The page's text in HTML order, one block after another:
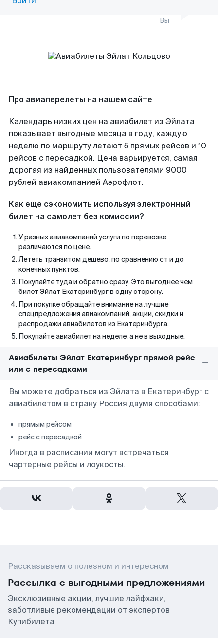
Вы
Про авиаперелеты на нашем сайте
Календарь низких цен на авиабилет из Эйлата
показывает выгодные месяца в году, каждую
неделю по маршруту летают 5 прямых рейсов и 10
рейсов с пересадкой. Цена варьируется, самая
дорогая из найденных пользователями 9000
рублей авиакомпанией Аэрофлот.
Как еще сэкономить используя электронный
билет на самолет без комиссии?
У разных авиакомпаний услуги по перевозке
различаются по цене.
Лететь транзитом дешево, по сравнению от и до
конечных пунктов.
Покупайте туда и обратно сразу. Это выгоднее чем
билет Эйлат Екатеринбург в одну сторону.
При покупке обращайте внимание на лучшие
спецпредложения авиакомпаний, акции, скидки и
распродажи авиабилетов из Екатеринбурга.
Покупайте авиабилет на неделе, а не в выходные.
Авиабилеты Эйлат Екатеринбург прямой рейс
или с пересадками
Вы можете добраться из Эйлата в Екатеринбург с
авиабилетом в страну Россия двумя способами:
прямым рейсом
рейс с пересадкой
Иногда в расписании могут встречаться
чартерные рейсы и лоукосты.
Рассказываем о полезном и интересном
Рассылка с выгодными предложениями
Эксклюзивные акции, лучшие лайфхаки,
заботливые рекомендации от экспертов
Купибилета